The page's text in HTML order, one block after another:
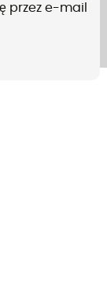
przez e-mail